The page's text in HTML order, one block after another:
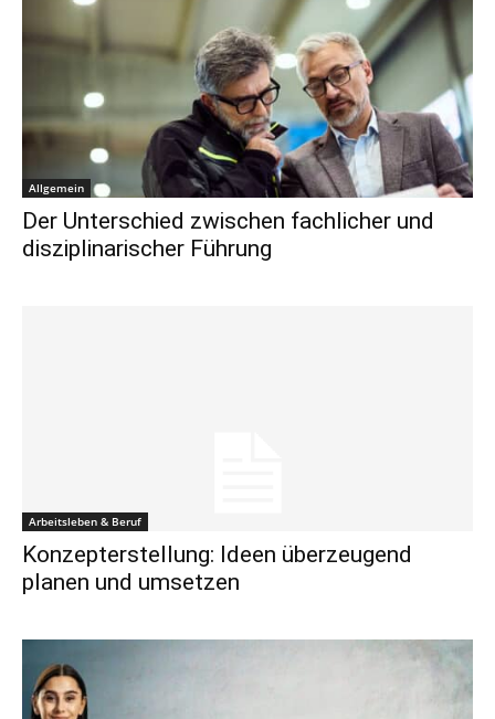
Allgemein
Der Unterschied zwischen fachlicher und
disziplinarischer Führung
Arbeitsleben & Beruf
Konzepterstellung: Ideen überzeugend
planen und umsetzen